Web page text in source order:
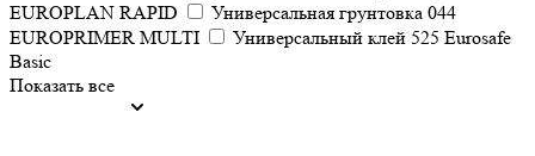
EUROPLAN RAPID
Универсальная грунтовка 044
EUROPRIMER MULTI
Универсальный клей 525 Eurosafe
Basic
Показать все